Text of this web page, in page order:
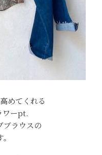
めてくれる
ワーpt.
ブラウスの